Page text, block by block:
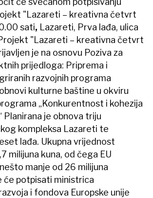
"Lazareti – kreativna četvrt
sati, Lazareti, Prva lađa, ulica
Projekt "Lazareti – kreativna četvrt
je na osnovu Poziva za
prijedloga: Priprema i
razvojnih programa
kulturne baštine u okviru
„Konkurentnost i kohezija
Planirana je obnova triju
kompleksa Lazareti te
lađa. Ukupna vrijednost
milijuna kuna, od čega EU
manje od 26 milijuna
će potpisati ministrica
i fondova Europske unije